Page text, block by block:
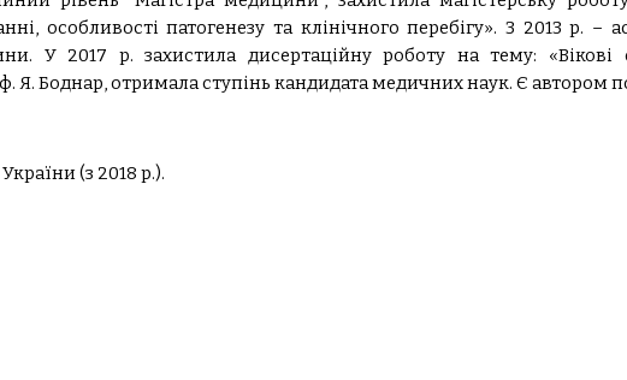
особливості патогенезу та клінічного перебігу». З 2013 р. –
У 2017 р. захистила дисертаційну роботу на тему:
Я. Боднар, отримала ступінь кандидата медичних наук. Є автором
(з 2018 р.).